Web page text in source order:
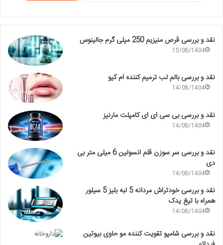
نقد و بررسی قرص منیزیم 250 میلی گرم جالینوس
15/08/1404
نقد و بررسی بالم لب ترمیم کننده ام کیو
14/08/1404
نقد و بررسی بی سی ای ای کامپلت مارنیز
14/08/1404
نقد و بررسی سر سوزن قلم انسولین 6 میلی متر بی
دی
14/08/1404
نقد و بررسی خودتراش مردانه 5 لبه بلیز 5 سیلور
همراه با تیغ یدک
14/08/1404
نقد و بررسی شامپو تقویت کننده مو حاوی بیوتین